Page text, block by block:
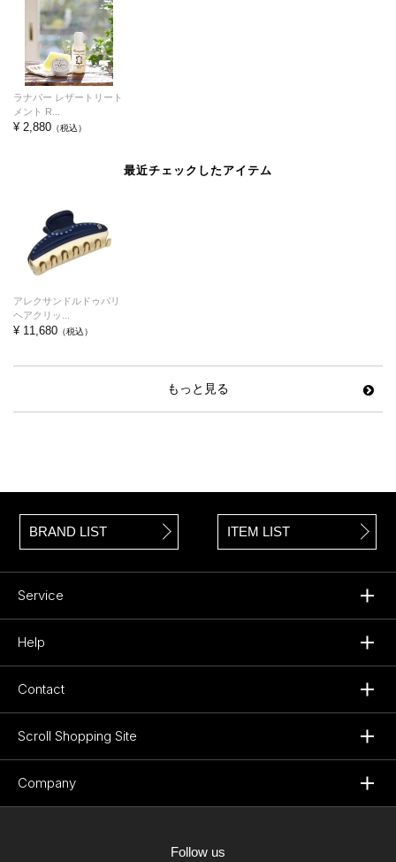
ラナパー レザートリート
メント R...
¥ 2,880 （税込）
最近チェックしたアイテム
アレクサンドルドゥパリ
ヘアクリッ...
¥ 11,680 （税込）
もっと見る
BRAND LIST ITEM LIST
Service
Help
Contact
Scroll Shopping Site
Company
Follow us